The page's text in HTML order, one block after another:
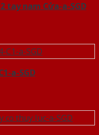
tay nam Cửa-a-SGD
a-SGD